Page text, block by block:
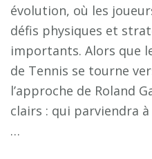
évolution, où les
défis physiques et
importants. Alors que
de Tennis se tourne
l’approche de Roland
clairs : qui parviendra
…